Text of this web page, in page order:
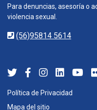
Para denuncias, asesoría o
violencia sexual.
(56)95814 5614
Política de Privacidad
Mapa del sitio